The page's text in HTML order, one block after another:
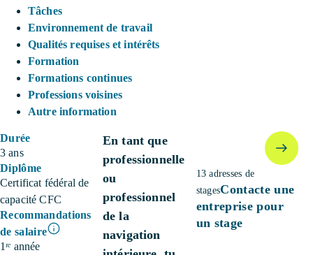
Tâches
Environnement de travail
Qualités requises et intérêts
Formation
Formations continues
Professions voisines
Autre information
Durée
3 ans
Diplôme
Certificat fédéral de
capacité CFC
Recommandations
de salaire
1ʳᵉ année
En tant que
professionnelle
ou
professionnel
de la
navigation
13 adresses de
stagesContacte une
entreprise pour
un stage